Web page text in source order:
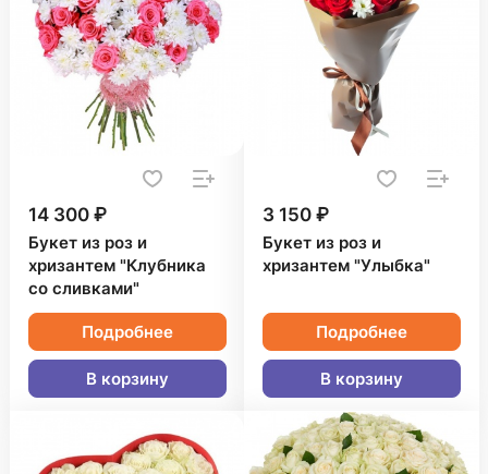
14 300 ₽
Букет из роз и
хризантем "Клубника
со сливками"
Подробнее
В корзину
3 150 ₽
Букет из роз и
хризантем "Улыбка"
Подробнее
В корзину